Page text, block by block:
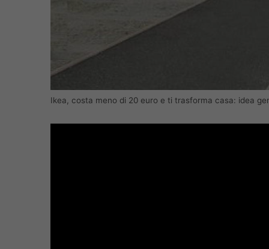
Ikea, costa meno di 20 euro e ti trasforma casa: idea